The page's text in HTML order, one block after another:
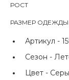
РОСТ
РАЗМЕР ОДЕЖДЫ
Артикул -
Сезон -
Цвет -